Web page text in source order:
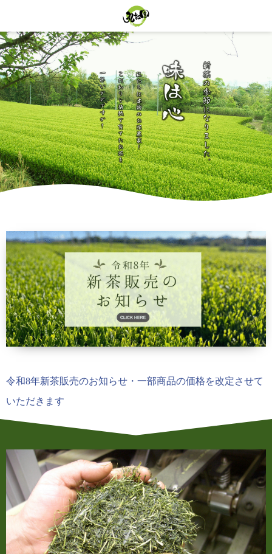
令和8年新茶販売のお知らせ・一部商品の価格を改定させて
いただきます